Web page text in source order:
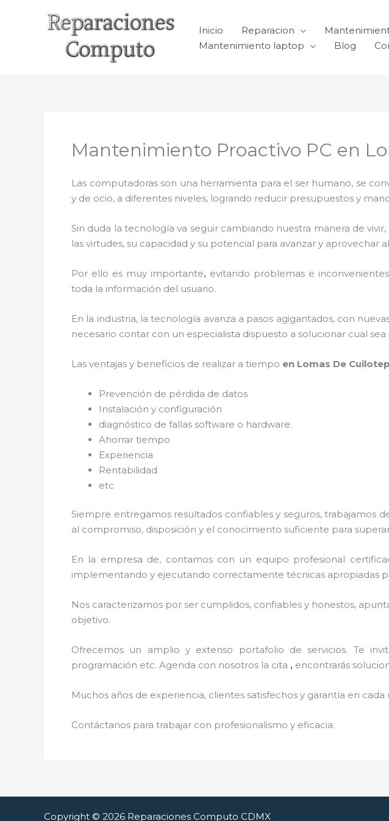
Inicio Reparacion
Mantenimiento laptop
Blog
Mantenimiento Proactivo PC en
Las computadoras son una herramienta para el ser humano, se
y de ocio, a diferentes niveles, logrando reducir presupuestos y
Sin duda la tecnología va seguir cambiando nuestra manera de
las virtudes, su capacidad y su potencial para avanzar y
Por ello es muy importante, evitando problemas e
toda la información del usuario.
En la industria, la tecnología avanza a pasos agigantados, con
necesario contar con un especialista dispuesto a solucionar cual
Las ventajas y beneficios de realizar a tiempo en Lomas De
Prevención de pérdida de datos
Instalación y configuración
diagnóstico de fallas software o hardware.
Ahorrar tiempo
Experiencia
Rentabilidad
etc
Siempre entregamos resultados confiables y seguros, trabajamos
al compromiso, disposición y el conocimiento suficiente para
En la empresa de, contamos con un equipo profesional
implementando y ejecutando correctamente técnicas apropiadas
Nos caracterizamos por ser cumplidos, confiables y honestos,
objetivo.
Ofrecemos un amplio y extenso portafolio de servicios. Te
programación etc. Agenda con nosotros la cita , encontrarás
Muchos años de experiencia, clientes satisfechos y garantía en cada
Contáctanos para trabajar con profesionalismo y eficacia.
Copyright © 2026 Reparaciones Computo CDMX